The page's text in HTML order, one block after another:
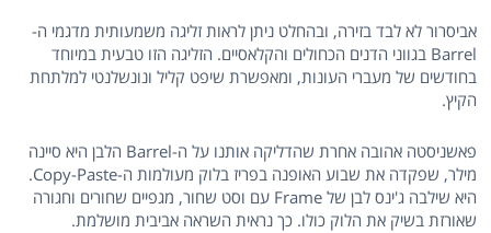
אביסרור לא לבד בזירה, ובהחלט ניתן לראות זליגה משמעותית מדגמי ה-
Barrel בגווני הדנים הכחולים והקלאסיים. הזליגה הזו טבעית במיוחד
בחודשים של מעברי העונות, ומאפשרת שיפט קליל ונונשלנטי למלתחת
הקיץ.
פאשניסטה אהובה אחרת שהדליקה אותנו על ה-Barrel הלבן היא סיינה
מילר, שפקדה את שבוע האופנה בפריז בלוק מעולמות ה-Copy-Paste.
היא שילבה ג'ינס לבן של Frame עם וסט שחור, מגפיים שחורים וחגורה
שאורזת בשיק את הלוק כולו. כך נראית השראה אביבית מושלמת.